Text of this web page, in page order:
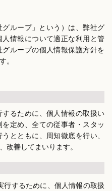
ループ」という）は、弊社グ
情報について適正な利用と管
ループの個人情報保護方針を
。
るために、個人情報の取扱い
定め、全ての従事者・スタッ
とともに、周知徹底を行い、
改善してまいります。
行するために、個人情報の取扱